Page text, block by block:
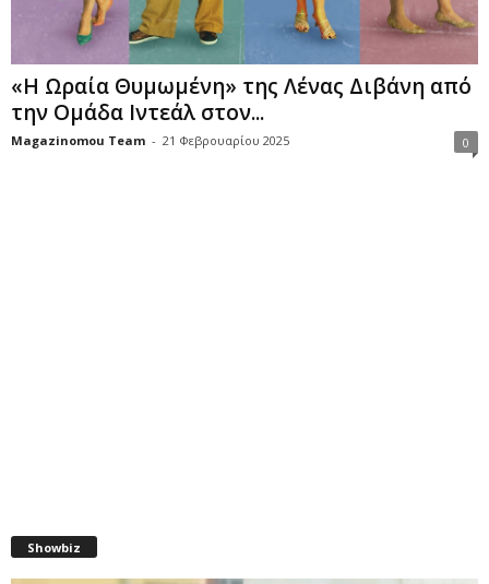
«Η Ωραία Θυμωμένη» της Λένας Διβάνη από
την Ομάδα Ιντεάλ στον...
Magazinomou Team - 21 Φεβρουαρίου 2025 0
Showbiz